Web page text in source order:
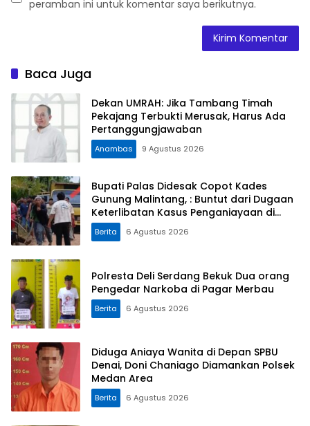
peramban ini untuk komentar saya berikutnya.
Baca Juga
Dekan UMRAH: Jika Tambang Timah
Pekajang Terbukti Merusak, Harus Ada
Pertanggungjawaban
Anambas 9 Agustus 2026
Bupati Palas Didesak Copot Kades
Gunung Malintang, : Buntut dari Dugaan
Keterlibatan Kasus Penganiayaan di
Dusun Balaka
Berita 6 Agustus 2026
Polresta Deli Serdang Bekuk Dua orang
Pengedar Narkoba di Pagar Merbau
Berita 6 Agustus 2026
Diduga Aniaya Wanita di Depan SPBU
Denai, Doni Chaniago Diamankan Polsek
Medan Area
Berita 6 Agustus 2026